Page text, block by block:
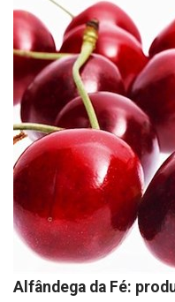
Alfândega da Fé: